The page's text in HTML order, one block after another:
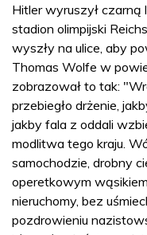
Hitler wyruszył czarną
stadion olimpijski
wyszły na ulice, aby
Thomas Wolfe w
zobrazował to tak:
przebiegło drżenie,
jakby fala z oddali
modlitwa tego kraju.
samochodzie, drobny
operetkowym
nieruchomy, bez
pozdrowieniu